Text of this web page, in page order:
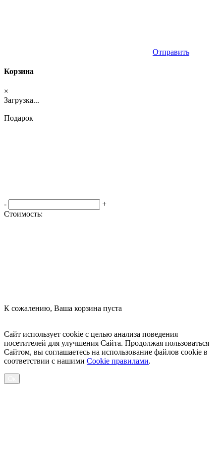
Отправить
Корзина
×
Загрузка...
Подарок
-
+
Стоимость:
К сожалению, Ваша корзина пуста
Сайт использует cookie с целью анализа поведения
посетителей для улучшения Сайта. Продолжая пользоваться
Сайтом, вы соглашаетесь на использование файлов cookie в
соответствии с нашими Cookiе правилами.